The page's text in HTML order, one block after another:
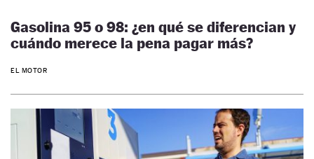
Gasolina 95 o 98: ¿en qué se diferencian y
cuándo merece la pena pagar más?
EL MOTOR